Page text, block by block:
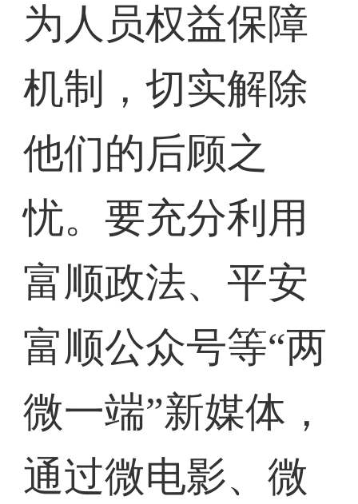
为人员权益保障
机制，切实解除
他们的后顾之
忧。要充分利用
富顺政法、平安
富顺公众号等“两
微一端”新媒体，
通过微电影、微